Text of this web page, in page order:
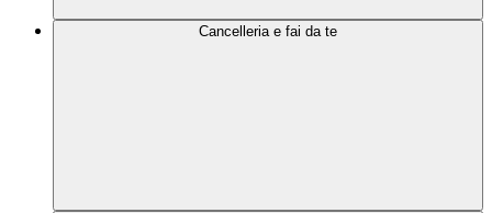
Cancelleria e fai da te